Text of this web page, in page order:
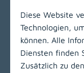
Email
Zur Hauptnavigation
Diese Website
Technologien,
können. Alle
Diensten finden
Zusätzlich zu